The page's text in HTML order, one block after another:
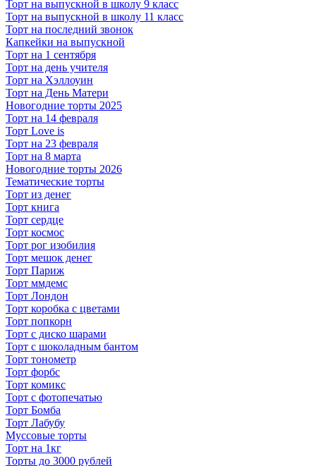
Торт на выпускной в школу 9 класс
Торт на выпускной в школу 11 класс
Торт на последний звонок
Капкейки на выпускной
Торт на 1 сентября
Торт на день учителя
Торт на Хэллоуин
Торт на День Матери
Новогодние торты 2025
Торт на 14 февраля
Торт Love is
Торт на 23 февраля
Торт на 8 марта
Новогодние торты 2026
Тематические торты
Торт из денег
Торт книга
Торт сердце
Торт космос
Торт рог изобилия
Торт мешок денег
Торт Париж
Торт ммдемс
Торт Лондон
Торт коробка с цветами
Торт попкорн
Торт с диско шарами
Торт с шоколадным бантом
Торт тонометр
Торт форбс
Торт комикс
Торт с фотопечатью
Торт Бомба
Торт Лабубу
Муссовые торты
Торт на 1кг
Торты до 3000 рублей